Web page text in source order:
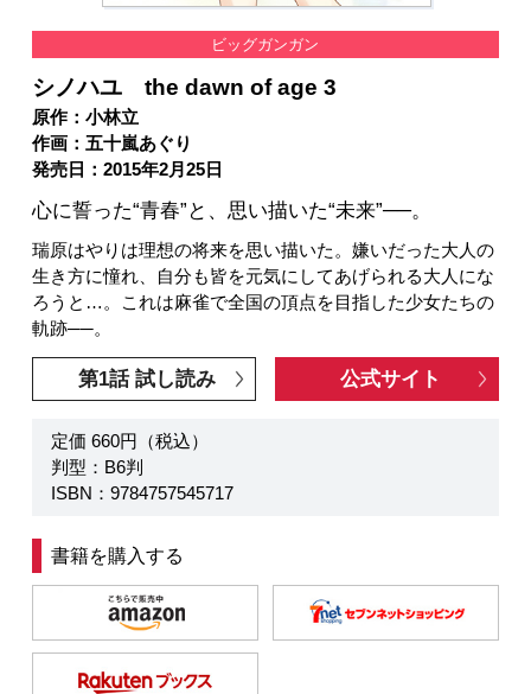
ビッグガンガン
シノハユ the dawn of age 3
原作：小林立
作画：五十嵐あぐり
発売日：2015年2月25日
心に誓った“青春”と、思い描いた“未来”──。
瑞原はやりは理想の将来を思い描いた。嫌いだった大人の
生き方に憧れ、自分も皆を元気にしてあげられる大人にな
ろうと…。これは麻雀で全国の頂点を目指した少女たちの
軌跡──。
第1話 試し読み 公式サイト
定価 660円（税込）
判型：B6判
ISBN：9784757545717
書籍を購入する